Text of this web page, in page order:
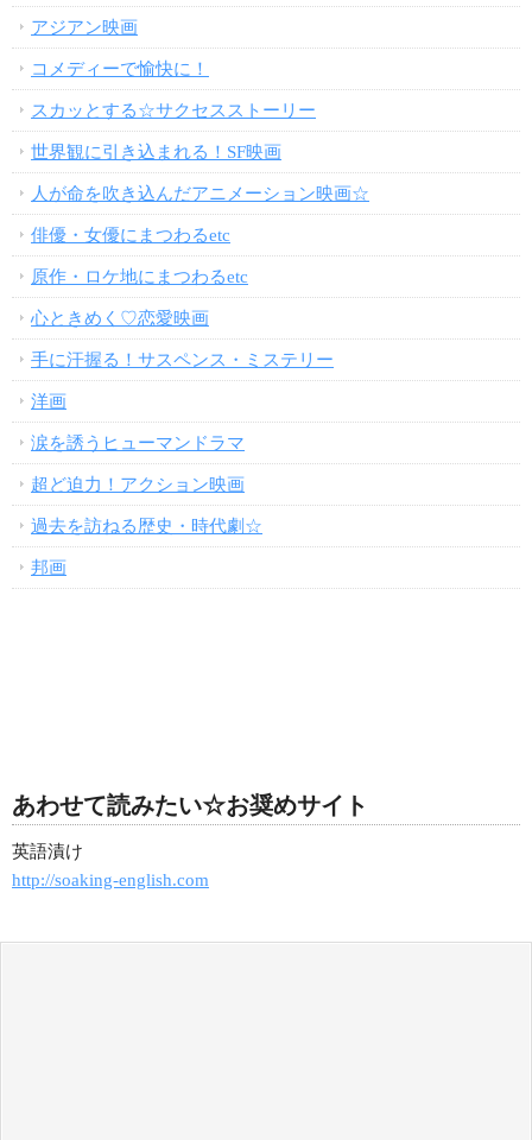
アジアン映画
コメディーで愉快に！
スカッとする☆サクセスストーリー
世界観に引き込まれる！SF映画
人が命を吹き込んだアニメーション映画☆
俳優・女優にまつわるetc
原作・ロケ地にまつわるetc
心ときめく♡恋愛映画
手に汗握る！サスペンス・ミステリー
洋画
涙を誘うヒューマンドラマ
超ど迫力！アクション映画
過去を訪ねる歴史・時代劇☆
邦画
あわせて読みたい☆お奨めサイト
英語漬け
http://soaking-english.com